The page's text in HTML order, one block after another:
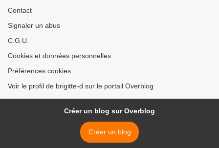
Contact
Signaler un abus
C.G.U.
Cookies et données personnelles
Préférences cookies
Voir le profil de brigitte-d sur le portail Overblog
Créer un blog sur Overblog
Créer un blog